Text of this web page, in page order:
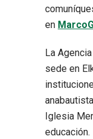
en
La
sede en
Iglesia
educación.